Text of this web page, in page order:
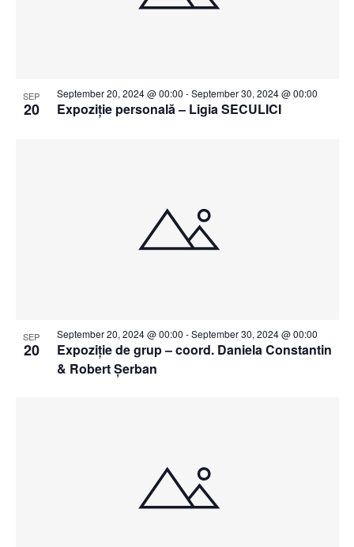
SEP
20 Expoziție personală – Ligia SECULICI
September 20, 2024 @ 00:00 -September 30, 2024 @ 00:00
SEP
20
Expoziție de grup – coord. Daniela Constantin
& Robert Șerban
September 20, 2024 @ 00:00 -September 30, 2024 @ 00:00